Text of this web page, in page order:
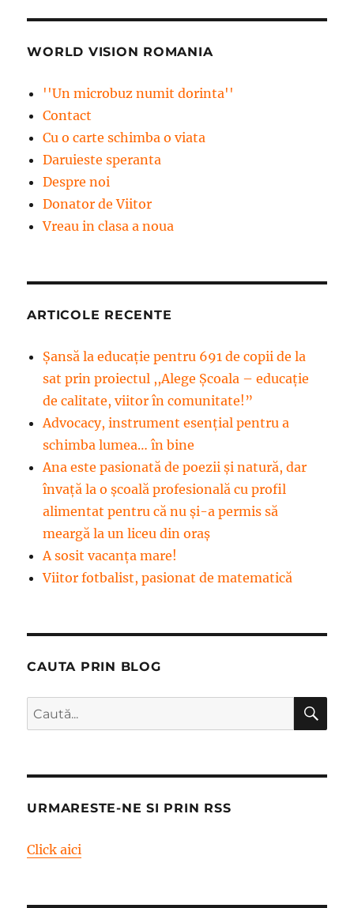
WORLD VISION ROMANIA
''Un microbuz numit dorinta''
Contact
Cu o carte schimba o viata
Daruieste speranta
Despre noi
Donator de Viitor
Vreau in clasa a noua
ARTICOLE RECENTE
Șansă la educație pentru 691 de copii de la
sat prin proiectul ,,Alege Școala – educație
de calitate, viitor în comunitate!”
Advocacy, instrument esenţial pentru a
schimba lumea… în bine
Ana este pasionată de poezii și natură, dar
învață la o școală profesională cu profil
alimentat pentru că nu și-a permis să
meargă la un liceu din oraș
A sosit vacanța mare!
Viitor fotbalist, pasionat de matematică
CAUTA PRIN BLOG
Caută
după:
URMARESTE-NE SI PRIN RSS
Click aici